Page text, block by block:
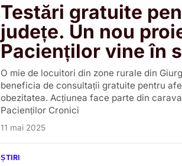
Testări gratuite
județe. Un nou
Pacienților vine în
O mie de locuitori din zone rurale din
beneficia de consultații gratuite pentru
obezitatea. Acțiunea face parte din
Pacienților Cronici
11 mai 2025
ȘTIRI